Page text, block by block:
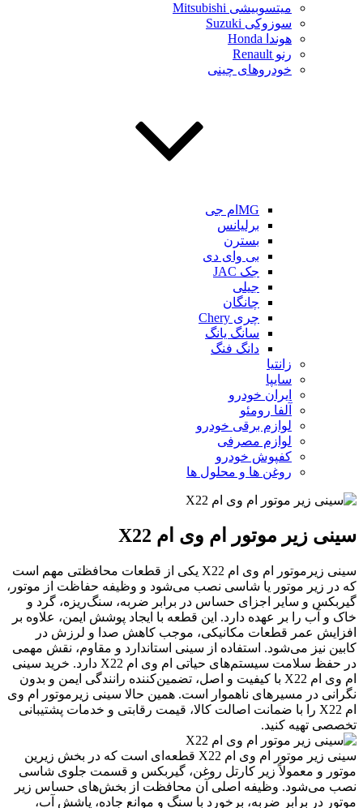
میتسوبیشی Mitsubishi
سوزوکی Suzuki
هوندا Honda
رنو Renault
خودروهای چینی
MGام جی
برلیانس
بسترن
بی وای دی
جک JAC
جیلی
چانگان
چری Chery
سانگ یانگ
دانگ فنگ
زانتیا
سایپا
ایران خودرو
آلفا رومئو
لوازم برقی خودرو
لوازم مصرفی
کفپوش خودرو
روغن ها و محلول ها
سینی زیر موتور ام وی ام X22
سینی زیرموتور ام وی ام X22 یکی از قطعات محافظتی مهم است
که در زیر موتور یا شاسی نصب می‌شود و وظیفه حفاظت از موتور،
گیربکس و سایر اجزای حساس در برابر ضربه، سنگ‌ریزه، گرد و
خاک و آب را بر عهده دارد. این قطعه با ایجاد پوشش ایمن، علاوه بر
افزایش عمر قطعات مکانیکی، موجب کاهش صدا و لرزش در
کابین نیز می‌شود. استفاده از سینی استاندارد و مقاوم، نقش مهمی
در حفظ سلامت سیستم‌های حیاتی ام وی ام X22 دارد. خرید سینی
ام وی ام X22 با کیفیت و اصل، تضمین‌کننده رانندگی ایمن و بدون
نگرانی در مسیرهای ناهموار است. همین حالا سینی زیرموتور ام وی
ام X22 را با ضمانت اصالت کالا، قیمت رقابتی و خدمات پشتیبانی
تخصصی تهیه کنید.
سینی زیر موتور ام وی ام X22 قطعه‌ای است که در بخش زیرین
موتور و معمولاً زیر کارتل روغن، گیربکس و قسمت جلوی شاسی
نصب می‌شود. وظیفه اصلی آن محافظت از بخش‌های حساس زیر
موتور در برابر ضربه، برخورد با سنگ و موانع جاده، پاشش آب،